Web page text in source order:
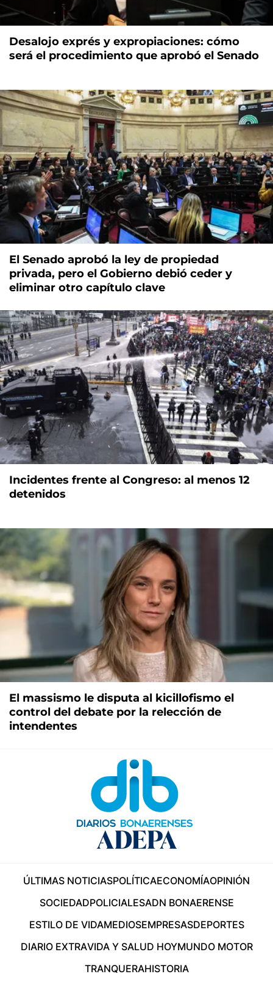
Desalojo exprés y expropiaciones: cómo
será el procedimiento que aprobó el Senado
El Senado aprobó la ley de propiedad
privada, pero el Gobierno debió ceder y
eliminar otro capítulo clave
Incidentes frente al Congreso: al menos 12
detenidos
El massismo le disputa al kicillofismo el
control del debate por la relección de
intendentes
ÚLTIMAS NOTICIASPOLÍTICAECONOMÍAOPINIÓN
SOCIEDADPOLICIALESADN BONAERENSE
ESTILO DE VIDAMEDIOSEMPRESASDEPORTES
DIARIO EXTRAVIDA Y SALUD HOYMUNDO MOTOR
TRANQUERAHISTORIA